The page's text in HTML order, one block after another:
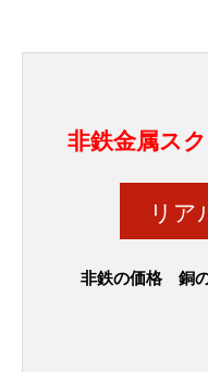
非鉄金属ス
リア
非鉄の価格 銅